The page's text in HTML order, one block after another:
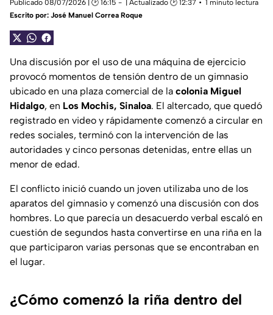
Publicado 08/07/2026 | 🕑 16:15 | Actualizado 🕑 12:37
1 minuto lectura
Escrito por: José Manuel Correa Roque
Una discusión por el uso de una máquina de ejercicio
provocó momentos de tensión dentro de un gimnasio
ubicado en una plaza comercial de la colonia Miguel
Hidalgo, en Los Mochis, Sinaloa. El altercado, que quedó
registrado en video y rápidamente comenzó a circular en
redes sociales, terminó con la intervención de las
autoridades y cinco personas detenidas, entre ellas un
menor de edad.
El conflicto inició cuando un joven utilizaba uno de los
aparatos del gimnasio y comenzó una discusión con dos
hombres. Lo que parecía un desacuerdo verbal escaló en
cuestión de segundos hasta convertirse en una riña en la
que participaron varias personas que se encontraban en
el lugar.
¿Cómo comenzó la riña dentro del